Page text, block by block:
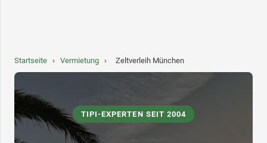
Startseite › Vermietung › Zeltverleih München
TIPI-EXPERTEN SEIT 2004